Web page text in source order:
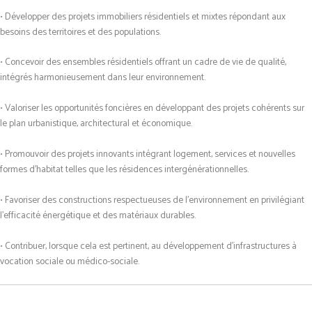
• Développer des projets immobiliers résidentiels et mixtes répondant aux
besoins des territoires et des populations.
• Concevoir des ensembles résidentiels offrant un cadre de vie de qualité,
intégrés harmonieusement dans leur environnement.
• Valoriser les opportunités foncières en développant des projets cohérents sur
le plan urbanistique, architectural et économique.
• Promouvoir des projets innovants intégrant logement, services et nouvelles
formes d’habitat telles que les résidences intergénérationnelles.
• Favoriser des constructions respectueuses de l’environnement en privilégiant
l’efficacité énergétique et des matériaux durables.
• Contribuer, lorsque cela est pertinent, au développement d’infrastructures à
vocation sociale ou médico-sociale.